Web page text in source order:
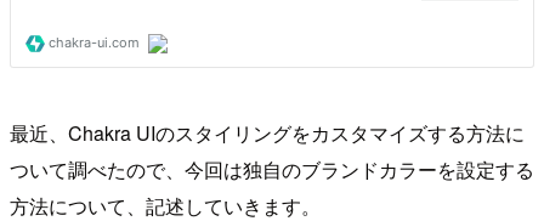
最近、Chakra UIのスタイリングをカスタマイズする方法に
ついて調べたので、今回は独自のブランドカラーを設定する
方法について、記述していきます。